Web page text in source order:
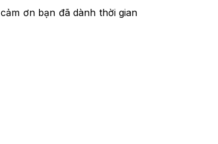
cảm ơn bạn đã dành thời gian